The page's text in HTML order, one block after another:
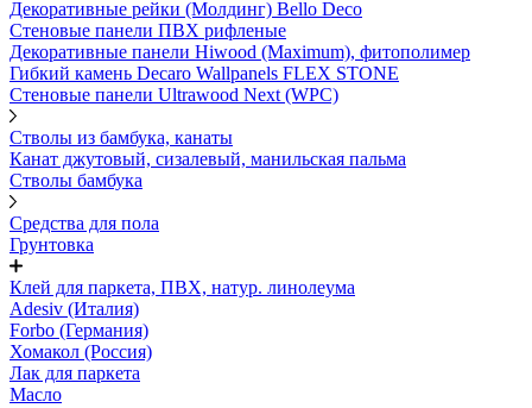
Декоративные рейки (Молдинг) Bello Deco
Стеновые панели ПВХ рифленые
Декоративные панели Hiwood (Maximum), фитополимер
Гибкий камень Decaro Wallpanels FLEX STONE
Стеновые панели Ultrawood Next (WPC)
Стволы из бамбука, канаты
Канат джутовый, сизалевый, манильская пальма
Стволы бамбука
Средства для пола
Грунтовка
Клей для паркета, ПВХ, натур. линолеума
Adesiv (Италия)
Forbo (Германия)
Хомакол (Россия)
Лак для паркета
Масло